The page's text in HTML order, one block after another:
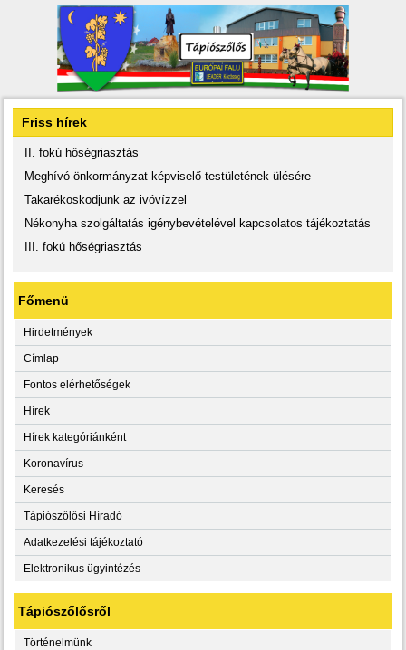
Friss hírek
II. fokú hőségriasztás
Meghívó önkormányzat képviselő-testületének ülésére
Takarékoskodjunk az ivóvízzel
Nékonyha szolgáltatás igénybevételével kapcsolatos tájékoztatás
III. fokú hőségriasztás
Főmenü
Hirdetmények
Címlap
Fontos elérhetőségek
Hírek
Hírek kategóriánként
Koronavírus
Keresés
Tápiószőlősi Híradó
Adatkezelési tájékoztató
Elektronikus ügyintézés
Tápiószőlősről
Történelmünk